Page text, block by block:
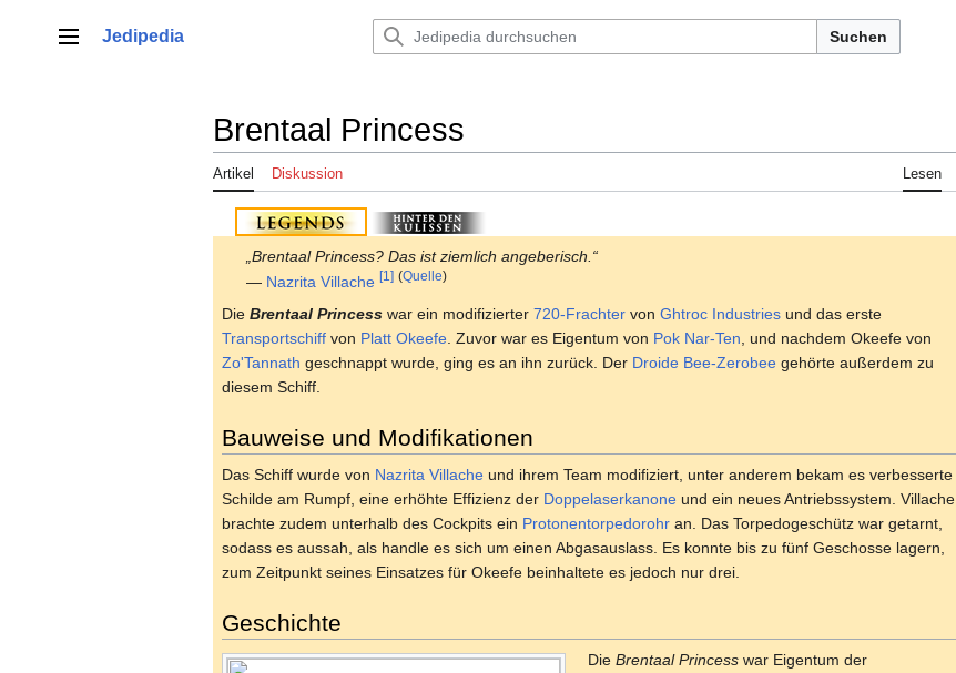
springenHauptmenü
Jedipedia Suchen
Brentaal Princess
Artikel Diskussion Lesen
„Brentaal Princess? Das ist ziemlich angeberisch.“
— Nazrita Villache [1] (Quelle)
Die Brentaal Princess war ein modifizierter 720-Frachter von Ghtroc Industries und das erste
Transportschiff von Platt Okeefe . Zuvor war es Eigentum von Pok Nar-Ten , und nachdem Okeefe von
Zo'Tannath geschnappt wurde, ging es an ihn zurück. Der Droide Bee-Zerobee gehörte außerdem zu
diesem Schiff.
Bauweise und Modifikationen
Das Schiff wurde von Nazrita Villache und ihrem Team modifiziert, unter anderem bekam es verbesserte
Schilde am Rumpf, eine erhöhte Effizienz der Doppelaserkanone und ein neues Antriebssystem. Villache
brachte zudem unterhalb des Cockpits ein Protonentorpedorohr an. Das Torpedogeschütz war getarnt,
sodass es aussah, als handle es sich um einen Abgasauslass. Es konnte bis zu fünf Geschosse lagern,
zum Zeitpunkt seines Einsatzes für Okeefe beinhaltete es jedoch nur drei.
Geschichte
Die Brentaal Princesswar Eigentum der